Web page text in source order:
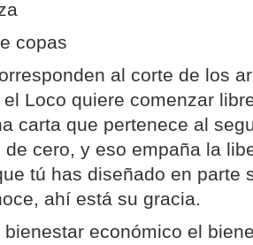
copas
al corte de los
Loco quiere comenzar
carta que pertenece al
de cero, y eso empaña la
tú has diseñado en parte
ahí está su gracia.
bienestar económico el